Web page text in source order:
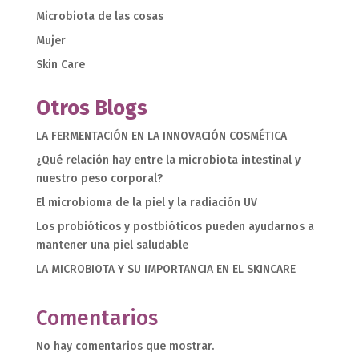
Microbiota de las cosas
Mujer
Skin Care
Otros Blogs
LA FERMENTACIÓN EN LA INNOVACIÓN COSMÉTICA
¿Qué relación hay entre la microbiota intestinal y
nuestro peso corporal?
El microbioma de la piel y la radiación UV
Los probióticos y postbióticos pueden ayudarnos a
mantener una piel saludable
LA MICROBIOTA Y SU IMPORTANCIA EN EL SKINCARE
Comentarios
No hay comentarios que mostrar.